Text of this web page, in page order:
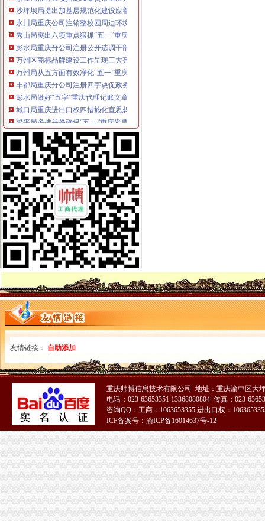
永川局重庆公司注销整校园周边环境服务职教城建设
秀山局突出六项重点狠抓“五一”重庆代理记账市场监管
彭水局重庆分公司注册公开选调干部努力提高选人用人公信度
万州区商标品牌建设工作呈现三大亮点
万州局从五方面有效净化“五一”重庆代账公司节日市场
丰都局重庆分公司注册四字诀促政务信息上档升级
彭水局做好“五字”重庆代理记账文章进一步化“两项制度”建设
城口局重庆进出口权四措施化宣思想工作
梁平局多措并举确保“五一”重庆发票申请市场安全稳定
高新区局政务信息五化做到“五确保”重庆财务公司
市重庆分公司注册局副局长李明富到沙坪坝局指导大讨论活动
开县局重庆发票申请流通领域商品质量监管初见成效
潼南局重庆分公司注册抓好三项活动启动2008年思想教育工作
市局合同处“合同帮农”重庆发票申请片区座谈会在南川召开
经开园局重庆分公司注册狠抓户外广告监管取得明显成效
梁平举办“4.26”重庆财务公司世界知识产权日宣咨询活动
南岸局注册登记科荣获市级“巾帼文明岗”重庆公司注销称号
大渡口局严把“四关”重庆代账公司化节日市场监管
长寿局四措并举加房屋装修市重庆代账公司场监管
万州区局重庆分公司注册六个围绕化产品质量和食品安全工作
高新园局重庆代理记账四措并举化高速公路户外广告监管
九龙坡局重庆代理报税六条措施保春耕生产
潼南局重庆代理记账四项措施关心基层工商所干部
酉局李溪所化“五.一”重庆代理记账节前市场安全大检查
北碚局重庆财务公司缙云所五坚持狠抓职能转变力促新农村建设
城口局三措并举化节日市重庆分公司注册场监管
巫溪局重庆代理报税四举措力推进政务信息工作
沙坪坝局采取“四加”重庆财务公司措施构筑“四道防线” 保障农资市场秩序
我市重庆代账公司工商部门服务民企融资逾亿元
涪陵局重庆进出口权突出六项重点积开展合同帮农工作
江北局重庆代理记账加督查确保重点工作目标顺利完成
合川局重庆公司注销推出服务三峡移民五举措
大足局宝顶所开展专项检查确保节日期间旅游市重庆发票申请场消费安全
酉局重庆发票申请三项措施推进农民专业合作社实施商标品牌战略
总局重庆代账公司副局长钟攸平出席第八届中国西部家具建材博览会
万州局重庆分公司注册竞争上岗公开选拔科级干部
开县局读书日和知识产权日“四个一”重庆财务公司实践活动受好评
石柱局重庆分公司注册四举措大力培育和弘扬红盾人文精
市重庆代账公司局经检总队采取五项措施扎实推进风廉政建设
万州区次认定19件知名商标
梁平局“五举措”重庆代理记账助推农资连经营
友情链接： 自助添加
重庆帅博信息技术有限公司 地址：重庆渝中区大
电话：023-63653351 13368080804 传真：023-
咨询QQ：工商：1063653355 进出口权：
ICP备案号：渝ICP备16014637号-12